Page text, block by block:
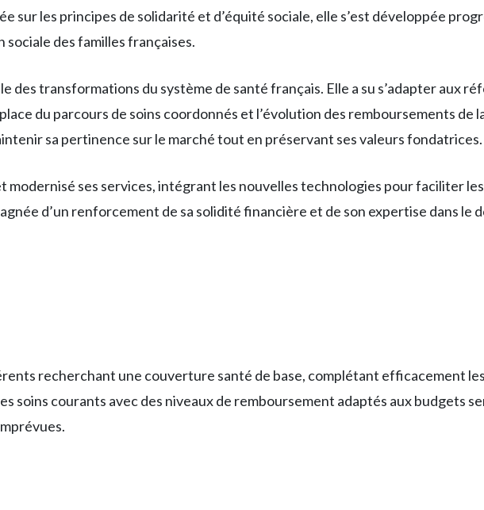
sur les principes de solidarité et d’équité sociale, elle s’est développée
des familles françaises.
des transformations du système de santé français. Elle a su s’adapter aux
du parcours de soins coordonnés et l’évolution des remboursements de
sa pertinence sur le marché tout en préservant ses valeurs fondatrices.
modernisé ses services, intégrant les nouvelles technologies pour faciliter
d’un renforcement de sa solidité financière et de son expertise dans le
recherchant une couverture santé de base, complétant efficacement
soins courants avec des niveaux de remboursement adaptés aux budgets